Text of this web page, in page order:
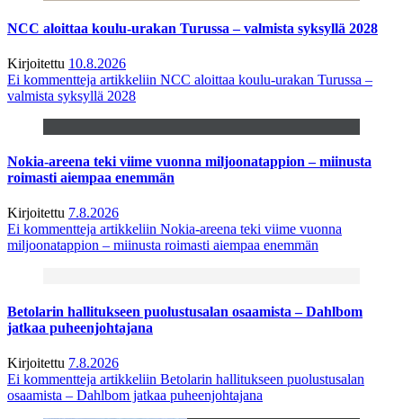
NCC aloittaa koulu-urakan Turussa – valmista syksyllä 2028
Kirjoitettu 10.8.2026
Ei kommentteja artikkeliin NCC aloittaa koulu-urakan Turussa –
valmista syksyllä 2028
Nokia-areena teki viime vuonna miljoonatappion – miinusta
roimasti aiempaa enemmän
Kirjoitettu 7.8.2026
Ei kommentteja artikkeliin Nokia-areena teki viime vuonna
miljoonatappion – miinusta roimasti aiempaa enemmän
Betolarin hallitukseen puolustusalan osaamista – Dahlbom
jatkaa puheenjohtajana
Kirjoitettu 7.8.2026
Ei kommentteja artikkeliin Betolarin hallitukseen puolustusalan
osaamista – Dahlbom jatkaa puheenjohtajana